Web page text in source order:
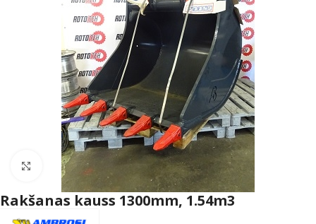
Click to enlarge
Rakšanas kauss 1300mm, 1.54m3